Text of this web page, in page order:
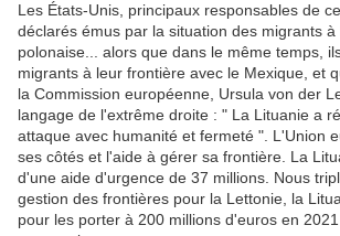
Les États-Unis, principaux responsables de
déclarés émus par la situation des migrants
polonaise... alors que dans le même temps,
migrants à leur frontière avec le Mexique, et
la Commission européenne, Ursula von der
langage de l'extrême droite : " La Lituanie a
attaque avec humanité et fermeté ". L'Union
ses côtés et l'aide à gérer sa frontière. La
d'une aide d'urgence de 37 millions. Nous
gestion des frontières pour la Lettonie, la
pour les porter à 200 millions d'euros en